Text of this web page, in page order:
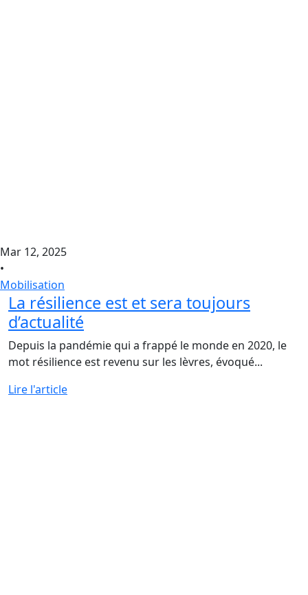
Mar 12, 2025
•
Mobilisation
La résilience est et sera toujours
d’actualité
Depuis la pandémie qui a frappé le monde en 2020, le
mot résilience est revenu sur les lèvres, évoqué...
Lire l'article